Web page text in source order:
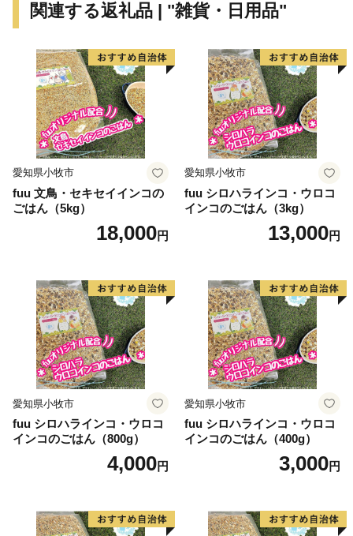
関連する返礼品 | "雑貨・日用品"
愛知県小牧市
fuu 文鳥・セキセイインコの
ごはん（5kg）
18,000円
愛知県小牧市
fuu シロハラインコ・ウロコ
インコのごはん（3kg）
13,000円
愛知県小牧市
fuu シロハラインコ・ウロコ
インコのごはん（800g）
4,000円
愛知県小牧市
fuu シロハラインコ・ウロコ
インコのごはん（400g）
3,000円